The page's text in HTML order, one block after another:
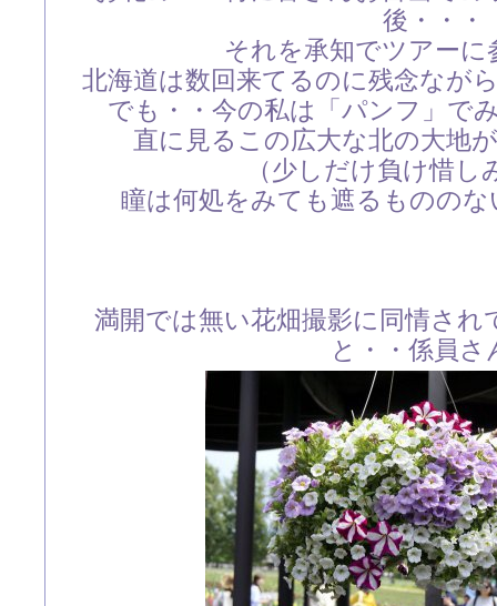
後・・・
それを承知でツアーに
北海道は数回来てるのに残念なが
でも・・今の私は「パンフ」で
直に見るこの広大な北の大地
（少しだけ負け惜
瞳は何処をみても遮るものの
満開では無い花畑撮影に同情さ
と・・係員さ